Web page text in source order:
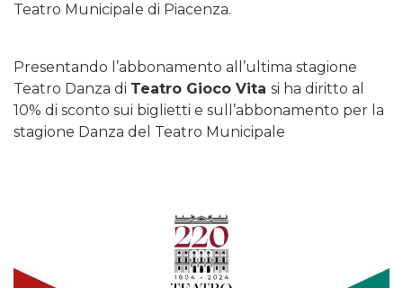
Teatro Municipale di Piacenza.
Presentando l’abbonamento all’ultima stagione
Teatro Danza di Teatro Gioco Vita si ha diritto al
10% di sconto sui biglietti e sull’abbonamento per la
stagione Danza del Teatro Municipale